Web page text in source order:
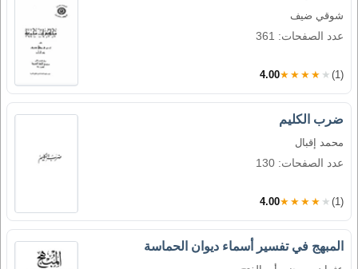
شوقي ضيف
عدد الصفحات: 361
4.00★★★★★ (1)
ضرب الكليم
محمد إقبال
عدد الصفحات: 130
4.00★★★★★ (1)
المبهج في تفسير أسماء ديوان الحماسة